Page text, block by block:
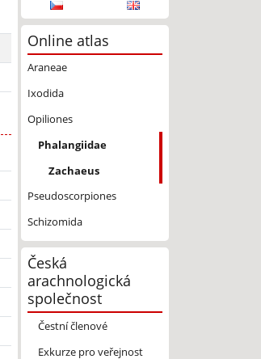
Online atlas
Araneae
Ixodida
Opiliones
Phalangiidae
Zachaeus
Pseudoscorpiones
Schizomida
Česká
arachnologická
společnost
Čestní členové
Exkurze pro veřejnost